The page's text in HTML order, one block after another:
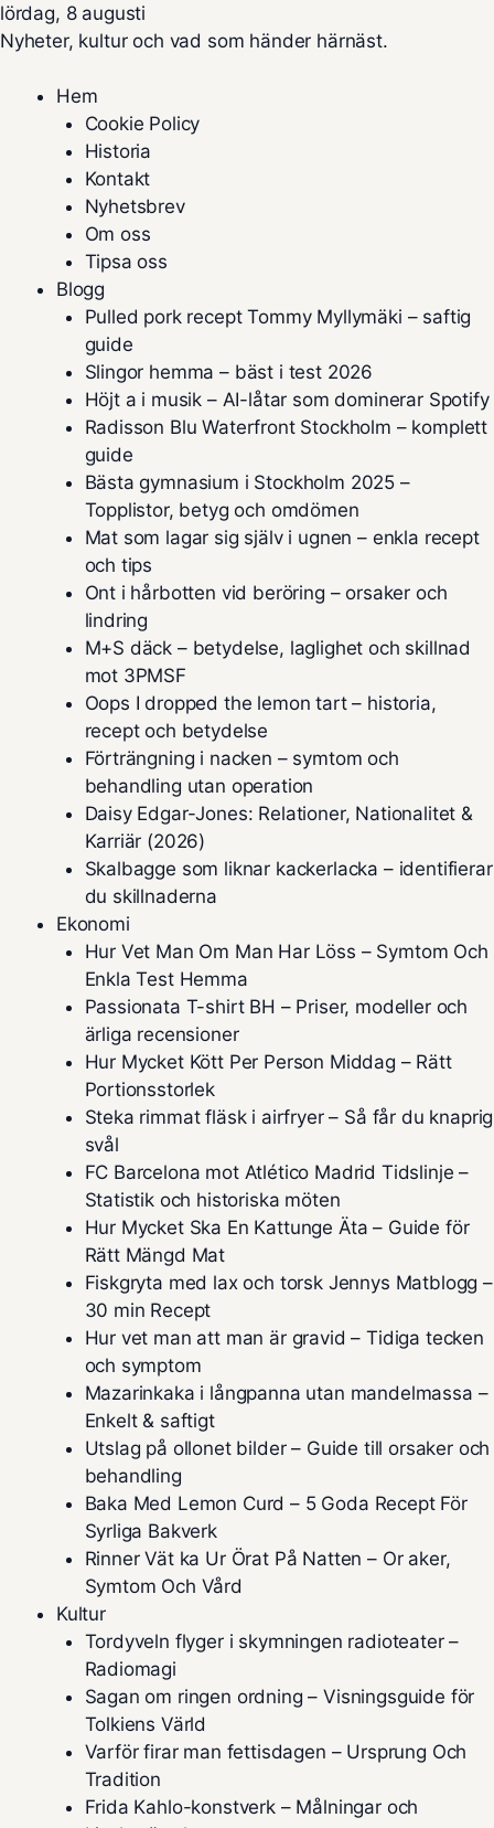
lördag, 8 augusti
Nyheter, kultur och vad som händer härnäst.
Hem
Cookie Policy
Historia
Kontakt
Nyhetsbrev
Om oss
Tipsa oss
Blogg
Pulled pork recept Tommy Myllymäki – saftig
guide
Slingor hemma – bäst i test 2026
Höjt a i musik – AI-låtar som dominerar Spotify
Radisson Blu Waterfront Stockholm – komplett
guide
Bästa gymnasium i Stockholm 2025 –
Topplistor, betyg och omdömen
Mat som lagar sig själv i ugnen – enkla recept
och tips
Ont i hårbotten vid beröring – orsaker och
lindring
M+S däck – betydelse, laglighet och skillnad
mot 3PMSF
Oops I dropped the lemon tart – historia,
recept och betydelse
Förträngning i nacken – symtom och
behandling utan operation
Daisy Edgar-Jones: Relationer, Nationalitet &
Karriär (2026)
Skalbagge som liknar kackerlacka – identifierar
du skillnaderna
Ekonomi
Hur Vet Man Om Man Har Löss – Symtom Och
Enkla Test Hemma
Passionata T-shirt BH – Priser, modeller och
ärliga recensioner
Hur Mycket Kött Per Person Middag – Rätt
Portionsstorlek
Steka rimmat fläsk i airfryer – Så får du knaprig
svål
FC Barcelona mot Atlético Madrid Tidslinje –
Statistik och historiska möten
Hur Mycket Ska En Kattunge Äta – Guide för
Rätt Mängd Mat
Fiskgryta med lax och torsk Jennys Matblogg –
30 min Recept
Hur vet man att man är gravid – Tidiga tecken
och symptom
Mazarinkaka i långpanna utan mandelmassa –
Enkelt & saftigt
Utslag på ollonet bilder – Guide till orsaker och
behandling
Baka Med Lemon Curd – 5 Goda Recept För
Syrliga Bakverk
Rinner Vät ka Ur Örat På Natten – Or aker,
Symtom Och Vård
Kultur
Tordyveln flyger i skymningen radioteater –
Radiomagi
Sagan om ringen ordning – Visningsguide för
Tolkiens Värld
Varför firar man fettisdagen – Ursprung Och
Tradition
Frida Kahlo-konstverk – Målningar och